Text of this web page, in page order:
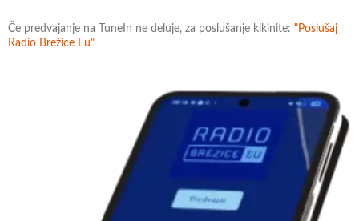
Če predvajanje na TuneIn ne deluje, za poslušanje klkinite: "Poslušaj
Radio Brežice Eu"